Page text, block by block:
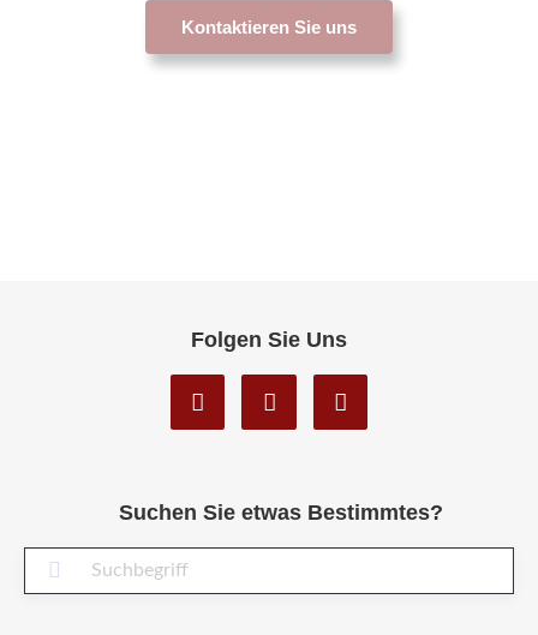
Kontaktieren Sie uns
Suchen Sie etwas Bestimmtes?
Folgen Sie Uns